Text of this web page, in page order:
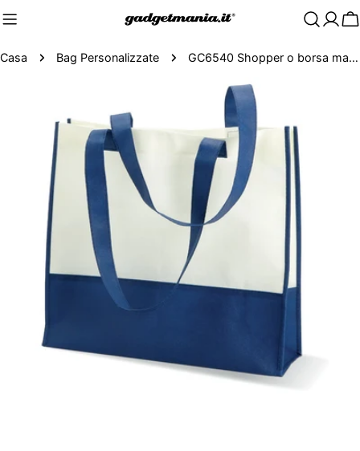
Casa Bag Personalizzate GC6540 Shopper o borsa mare da 80 gr/m²
informazioni
prodotto